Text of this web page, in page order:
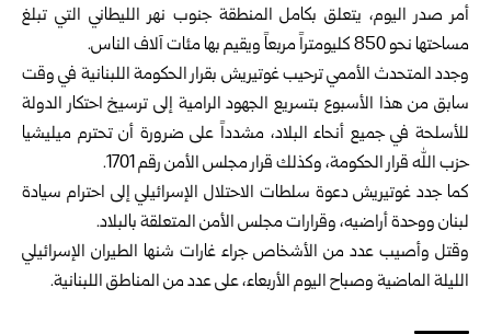
أمر صدر اليوم، يتعلق بكامل المنطقة جنوب نهر الليطاني التي تبلغ
مساحتها نحو 850 كليومتراً مربعاً ويقيم بها مئات آلاف الناس.
وجدد المتحدث الأممي ترحيب غوتيريش بقرار الحكومة اللبنانية في وقت
سابق من هذا الأسبوع بتسريع الجهود الرامية إلى ترسيخ احتكار الدولة
للأسلحة في جميع أنحاء البلاد، مشدداً على ضرورة أن تحترم ميليشيا
حزب الله قرار الحكومة، وكذلك قرار مجلس الأمن رقم 1701.
كما جدد غوتيريش دعوة سلطات الاحتلال الإسرائيلي إلى احترام سيادة
لبنان ووحدة أراضيه، وقرارات مجلس الأمن المتعلقة بالبلاد.
وقتل وأصيب عدد من الأشخاص جراء غارات شنها الطيران الإسرائيلي
الليلة الماضية وصباح اليوم الأربعاء، على عدد من المناطق اللبنانية.